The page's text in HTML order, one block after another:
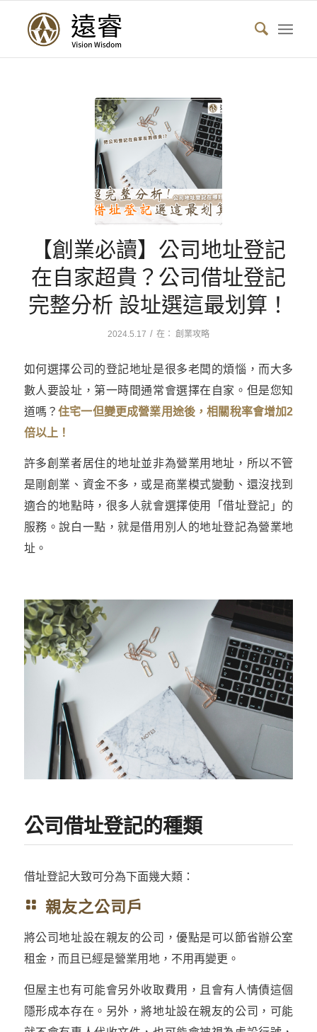
【創業必讀】公司地址登記
在自家超貴？公司借址登記
完整分析 設址選這最划算！
2024.5.17 / 在： 創業攻略
如何選擇公司的登記地址是很多老闆的煩惱，而大多
數人要設址，第一時間通常會選擇在自家。但是您知
道嗎？住宅一但變更成營業用途後，相關稅率會增加2
倍以上！
許多創業者居住的地址並非為營業用地址，所以不管
是剛創業、資金不多，或是商業模式變動、還沒找到
適合的地點時，很多人就會選擇使用「借址登記」的
服務。說白一點，就是借用別人的地址登記為營業地
址。
公司借址登記的種類
借址登記大致可分為下面幾大類：
親友之公司戶
將公司地址設在親友的公司，優點是可以節省辦公室
租金，而且已經是營業用地，不用再變更。
但屋主也有可能會另外收取費用，且會有人情債這個
隱形成本存在。另外，將地址設在親友的公司，可能